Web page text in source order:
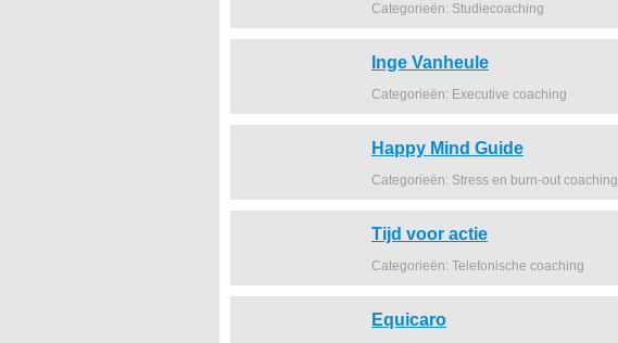
Categorieën: Studiecoaching
Inge Vanheule
Categorieën: Executive coaching
Happy Mind Guide
Categorieën: Stress en burn-out coaching
Tijd voor actie
Categorieën: Telefonische coaching
Equicaro